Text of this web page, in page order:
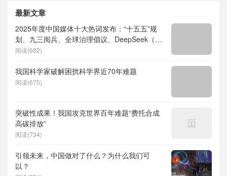
最新文章
2025年度中国媒体十大热词发布：“十五五”规
划、九三阅兵、全球治理倡议、DeepSeek（深
度求索）、人形机器人、苏超、票根经济、育
阅读(682)
我国科学家破解困扰科学界近70年难题
阅读(675)
突破性成果！我国攻克世界百年难题“费托合成
高碳排放”
阅读(734)
引领未来，中国做对了什么？为什么我们可
以？